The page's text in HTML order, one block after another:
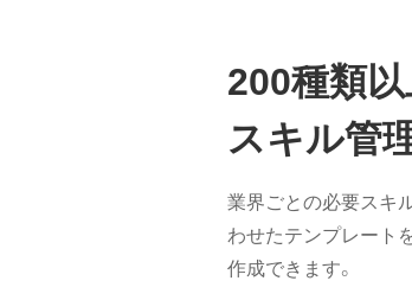
200種類
スキル管
業界ごとの必要スキ
わせたテンプレート
作成できます。